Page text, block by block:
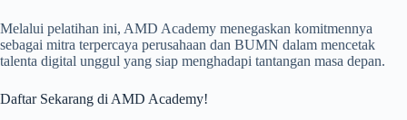
Melalui pelatihan ini, AMD Academy menegaskan komitmennya
sebagai mitra terpercaya perusahaan dan BUMN dalam mencetak
talenta digital unggul yang siap menghadapi tantangan masa depan.
Daftar Sekarang di AMD Academy!